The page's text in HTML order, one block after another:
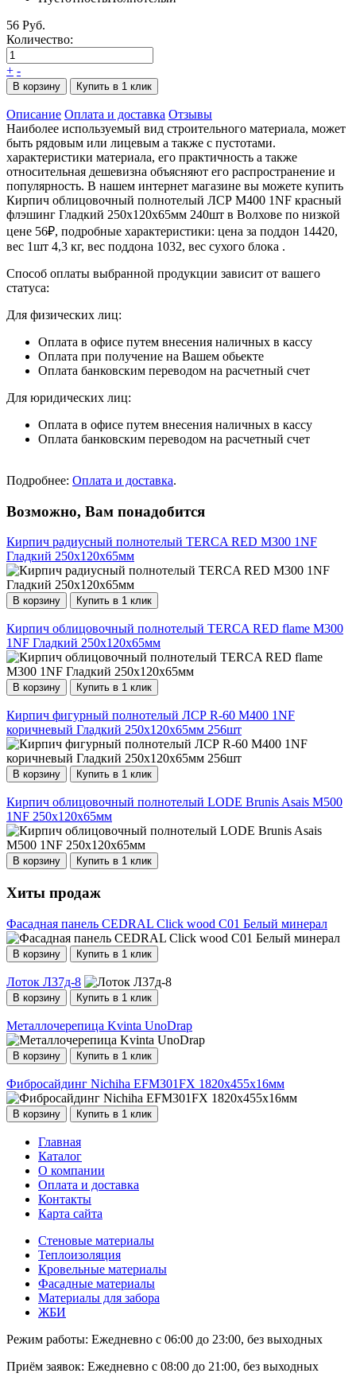
56 Руб.
Количество:
+ -
В корзину Купить в 1 клик
Описание Оплата и доставка Отзывы
Наиболее используемый вид строительного материала, может
быть рядовым или лицевым а также с пустотами.
характеристики материала, его практичность а также
относительная дешевизна объясняют его распространение и
популярность. В нашем интернет магазине вы можете купить
Кирпич облицовочный полнотелый ЛСР М400 1NF красный
флэшинг Гладкий 250х120х65мм 240шт в Волхове по низкой
цене 56₽, подробные характеристики: цена за поддон 14420,
вес 1шт 4,3 кг, вес поддона 1032, вес сухого блока .
Способ оплаты выбранной продукции зависит от вашего
статуса:
Для физических лиц:
Оплата в офисе путем внесения наличных в кассу
Оплата при получение на Вашем обьекте
Оплата банковским переводом на расчетный счет
Для юридических лиц:
Оплата в офисе путем внесения наличных в кассу
Оплата банковским переводом на расчетный счет
Подробнее: Оплата и доставка.
Возможно, Вам понадобится
Кирпич радиусный полнотелый TERCA RED М300 1NF
Гладкий 250х120х65мм
В корзину Купить в 1 клик
Кирпич облицовочный полнотелый TERCA RED flame М300
1NF Гладкий 250х120х65мм
В корзину Купить в 1 клик
Кирпич фигурный полнотелый ЛСР R-60 М400 1NF
коричневый Гладкий 250х120х65мм 256шт
В корзину Купить в 1 клик
Кирпич облицовочный полнотелый LODE Brunis Asais М500
1NF 250х120х65мм
В корзину Купить в 1 клик
Хиты продаж
Фасадная панель CEDRAL Click wood C01 Белый минерал
В корзину Купить в 1 клик
Лоток Л37д-8
В корзину Купить в 1 клик
Металлочерепица Kvinta UnoDrap
В корзину Купить в 1 клик
Фибросайдинг Nichiha EFM301FX 1820х455х16мм
В корзину Купить в 1 клик
Главная
Каталог
О компании
Оплата и доставка
Контакты
Карта сайта
Стеновые материалы
Теплоизоляция
Кровельные материалы
Фасадные материалы
Материалы для забора
ЖБИ
Режим работы: Ежедневно с 06:00 до 23:00, без выходных
Приём заявок: Ежедневно с 08:00 до 21:00, без выходных